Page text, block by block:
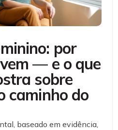
por
— e o que
sobre
caminho do
baseado em evidência,